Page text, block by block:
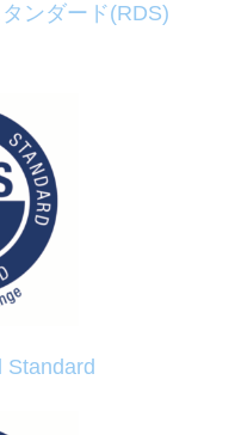
ンダード(RDS)
Standard